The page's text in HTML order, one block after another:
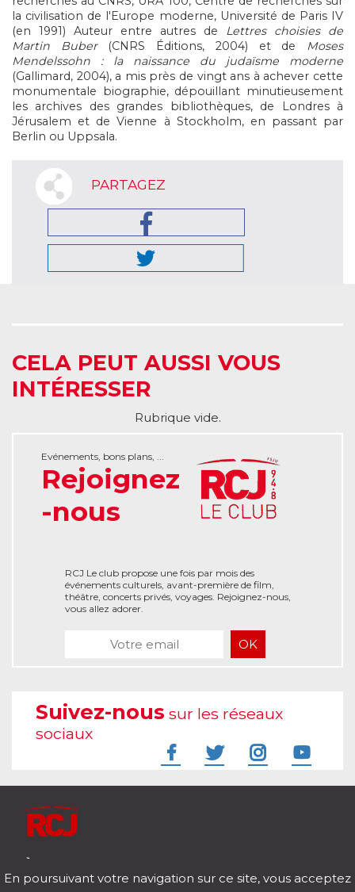
la civilisation de l'Europe moderne, Université de Paris IV
(en 1991) Auteur entre autres de Lettres choisies de
Martin Buber(CNRS Éditions, 2004) et de Moses
Mendelssohn : la naissance du judaïsme moderne
(Gallimard, 2004), a mis près de vingt ans à achever cette
monumentale biographie, dépouillant minutieusement
les archives des grandes bibliothèques, de Londres à
Jérusalem et de Vienne à Stockholm, en passant par
Berlin ou Uppsala.
PARTAGEZ
CELA PEUT AUSSI VOUS
INTÉRESSER
Rubrique vide.
Evénements, bons plans, ...
Rejoignez
-nous
RCJ Le club propose une fois par mois des
événements culturels, avant-première de film,
théâtre, concerts privés, voyages. Rejoignez-nous,
vous allez adorer.
Suivez-nous sur les réseaux
sociaux
Télécharger notre application pour iOs et Android
En poursuivant votre navigation sur ce site, vous acceptez